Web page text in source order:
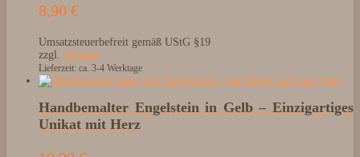
8,90 €
Umsatzsteuerbefreit gemäß UStG §19
zzgl. Versand
Lieferzeit: ca. 3-4 Werktage
Handbemalter Engelstein in Gelb – Einzigartiges
Unikat mit Herz